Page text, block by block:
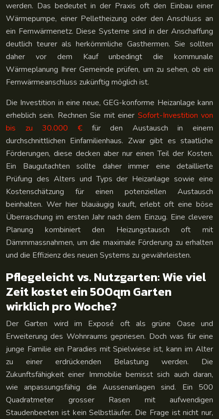
werden. Das bedeutet in der Praxis oft den Einbau einer
Wärmepumpe, einer Pelletheizung oder den Anschluss an
ein Fernwärmenetz. Diese Systeme sind in der Anschaffung
deutlich teurer als herkömmliche Gasthermen. Sie sollten
daher vor dem Kauf unbedingt die kommunale
Wärmeplanung Ihrer Gemeinde prüfen, um zu sehen, ob ein
Fernwärmeanschluss zukünftig möglich ist.
Die Investition in eine neue, GEG-konforme Heizanlage kann
erheblich sein. Rechnen Sie mit einer Sofort-Investition von
bis zu 30.000 €für den Austausch in einem
durchschnittlichen Einfamilienhaus. Zwar gibt es staatliche
Förderungen, diese decken aber nur einen Teil der Kosten.
Ein Baugutachten sollte daher immer eine detaillierte
Prüfung des Alters und Typs der Heizanlage sowie eine
Kostenschätzung für einen potenziellen Austausch
beinhalten. Wer hier blauäugig kauft, erlebt oft eine böse
Überraschung im ersten Jahr nach dem Einzug. Eine clevere
Planung kombiniert den Heizungstausch oft mit
Dämmmassnahmen, um die maximale Förderung zu erhalten
und die Effizienz des neuen Systems zu gewährleisten.
Pflegeleicht vs. Nutzgarten: Wie viel
Zeit kostet ein 500qm Garten
wirklich pro Woche?
Der Garten wird im Exposé oft als grüne Oase und
Erweiterung des Wohnraums gepriesen. Doch was für eine
junge Familie ein Paradies mit Spielwiese ist, kann im Alter
zu einer erdrückenden Belastung werden. Die
Zukunftsfähigkeit einer Immobilie bemisst sich auch daran,
wie anpassungsfähig die Aussenanlagen sind. Ein 500
Quadratmeter grosser Rasen mit aufwendigen
Staudenbeeten ist kein Selbstläufer. Die Frage ist nicht nur,